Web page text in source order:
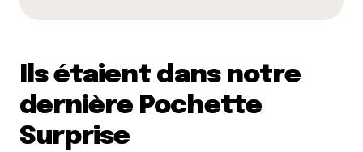
Ils étaient dans notre
dernière Pochette
Surprise